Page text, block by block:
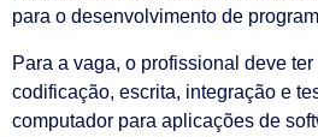
para o desenvolvimento de
Para a vaga, o profissional deve
codificação, escrita, integração e
computador para aplicações de